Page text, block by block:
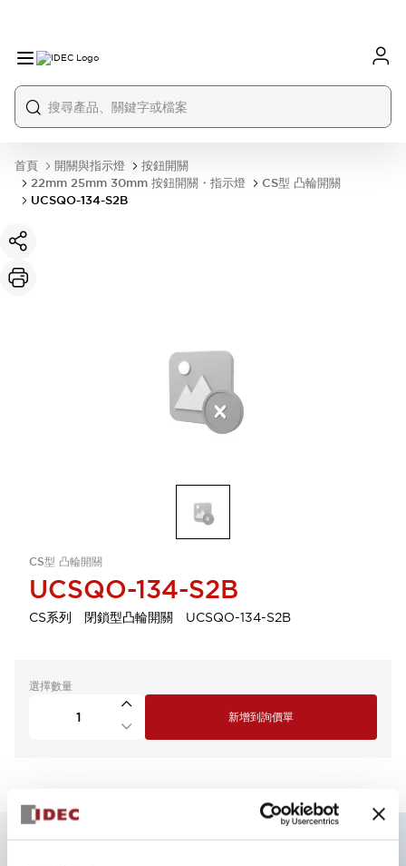
首頁 開關與指示燈
按鈕開關
22mm 25mm 30mm 按鈕開關・指示燈
CS型 凸輪開關
UCSQO-134-S2B
CS型 凸輪開關
UCSQO-134-S2B
CS系列 閉鎖型凸輪開關 UCSQO-134-S2B
選擇數量
新增到詢價單